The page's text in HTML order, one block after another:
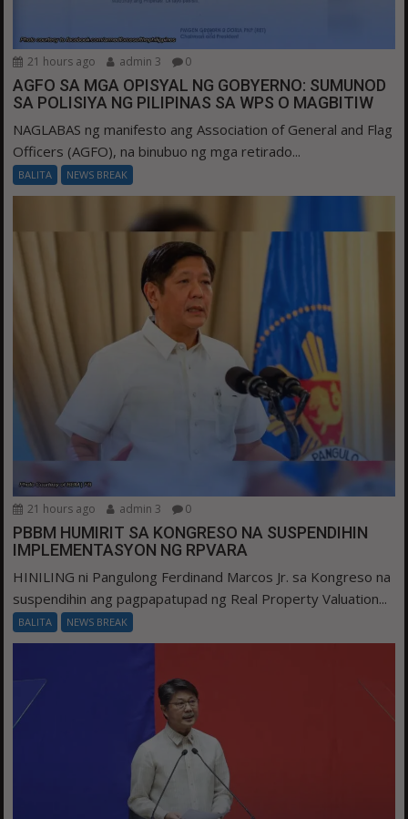
21 hours ago admin 3 0
AGFO SA MGA OPISYAL NG GOBYERNO: SUMUNOD
SA POLISIYA NG PILIPINAS SA WPS O MAGBITIW
NAGLABAS ng manifesto ang Association of General and Flag
Officers (AGFO), na binubuo ng mga retirado...
BALITA NEWS BREAK
21 hours ago admin 3 0
PBBM HUMIRIT SA KONGRESO NA SUSPENDIHIN
IMPLEMENTASYON NG RPVARA
HINILING ni Pangulong Ferdinand Marcos Jr. sa Kongreso na
suspendihin ang pagpapatupad ng Real Property Valuation...
BALITA NEWS BREAK